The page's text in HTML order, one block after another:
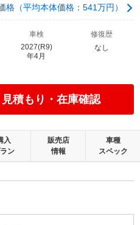
格（平均本体価格：541万円）
車検
2027(R9)
年4月
修復歴
なし
見積もり・在庫確認
入
ン
販売店
情報
車種
スペック